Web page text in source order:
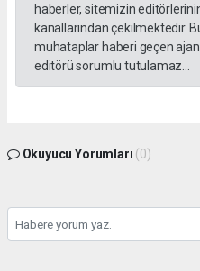
haberler, sitemizin
kanallarından çekilmektedir.
muhataplar haberi geçen
editörü sorumlu tutulamaz...
Okuyucu Yorumları (0)